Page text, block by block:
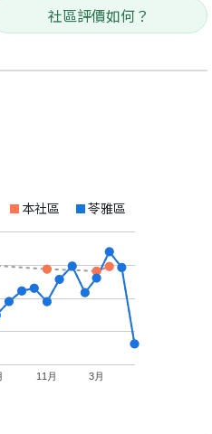
社區評價如何？
本社區 苓雅區
11月 3月